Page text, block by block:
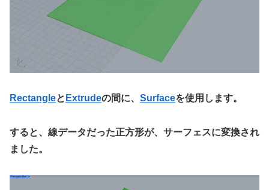
Rectangleと Extrudeの間に、 Surfaceを使用します。
すると、線データだった正方形が、サーフェスに変換され
ました。